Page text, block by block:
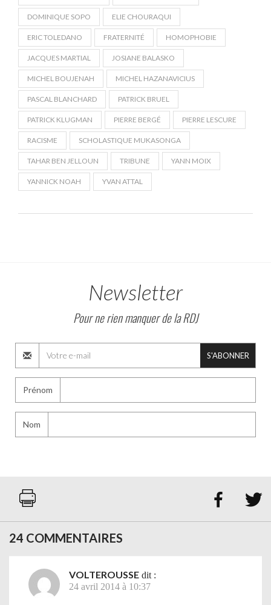
DOMINIQUE SOPO ELIE CHOURAQUI
ERIC TOLEDANO FRATERNITÉ HOMOPHOBIE
JACQUES MARTIAL JOSIANE BALASKO
MICHEL BOUJENAH MICHEL HAZANAVICIUS
PASCAL BLANCHARD PATRICK BRUEL
PATRICK KLUGMAN PIERRE BERGÉ PIERRE LESCURE
RACISME SCHOLASTIQUE MUKASONGA
TAHAR BEN JELLOUN TRIBUNE YANN MOIX
YANNICK NOAH YVAN ATTAL
Newsletter
Pour ne rien manquer de la RDJ
S'ABONNER
Prénom
Nom
 
24 COMMENTAIRES
VOLTEROUSSE dit :
24 avril 2014 à 10:37